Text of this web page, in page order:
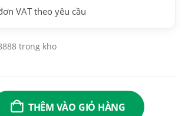
VAT theo yêu cầu
trong kho
THÊM VÀO GIỎ HÀNG